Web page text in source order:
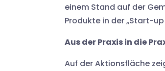
einem Stand auf der
Produkte in der „Start-
Aus der Praxis in die
Auf der Aktionsfläche